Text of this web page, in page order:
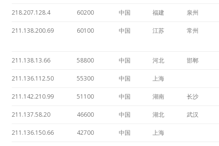
218.207.128.4 60200 中国 福建 泉州
211.138.200.69 60100 中国 江苏 常州
211.138.13.66 58800 中国 河北 邯郸
211.136.112.50 55300 中国 上海
211.142.210.99 51100 中国 湖南 长沙
211.137.58.20 46600 中国 湖北 武汉
211.136.150.66 42700 中国 上海